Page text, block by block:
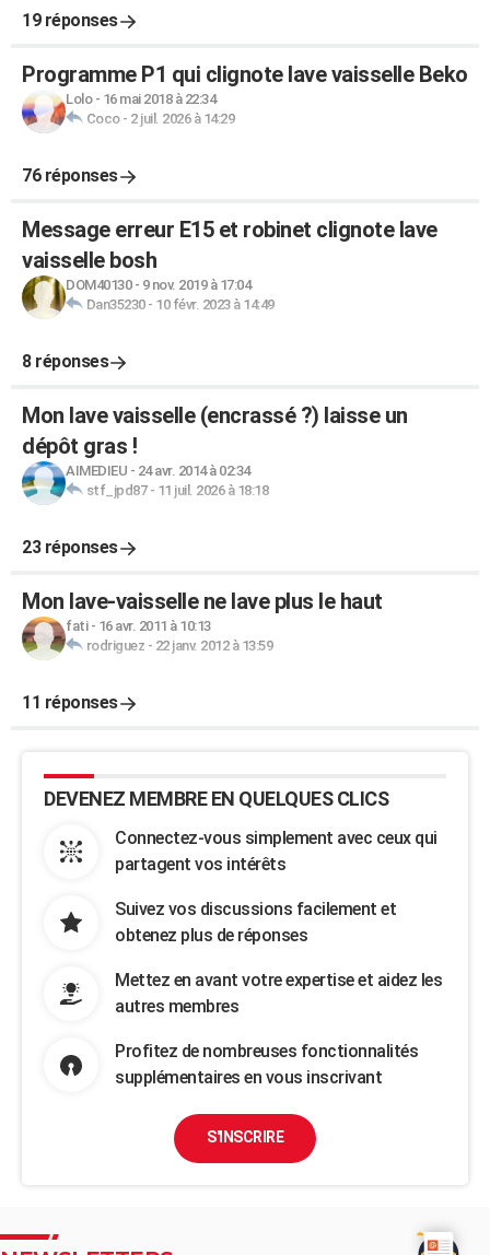
19 réponses
Programme P1 qui clignote lave vaisselle Beko
Lolo- 16 mai 2018 à 22:34
Coco- 2 juil. 2026 à 14:29
76 réponses
Message erreur E15 et robinet clignote lave
vaisselle bosh
DOM40130- 9 nov. 2019 à 17:04
Dan35230- 10 févr. 2023 à 14:49
8 réponses
Mon lave vaisselle (encrassé ?) laisse un
dépôt gras !
AIMEDIEU - 24 avr. 2014 à 02:34
stf_jpd87- 11 juil. 2026 à 18:18
23 réponses
Mon lave-vaisselle ne lave plus le haut
fati- 16 avr. 2011 à 10:13
rodriguez - 22 janv. 2012 à 13:59
11 réponses
DEVENEZ MEMBRE EN QUELQUES CLICS
Connectez-vous simplement avec ceux qui
partagent vos intérêts
Suivez vos discussions facilement et
obtenez plus de réponses
Mettez en avant votre expertise et aidez les
autres membres
Profitez de nombreuses fonctionnalités
supplémentaires en vous inscrivant
S'INSCRIRE